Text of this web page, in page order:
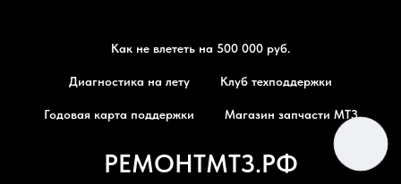
Как не влететь на 500 000 руб.
Диагностика на лету Клуб техподдержки
Годовая карта поддержки Магазин запчасти МТЗ
РЕМОНТМТЗ.РФ